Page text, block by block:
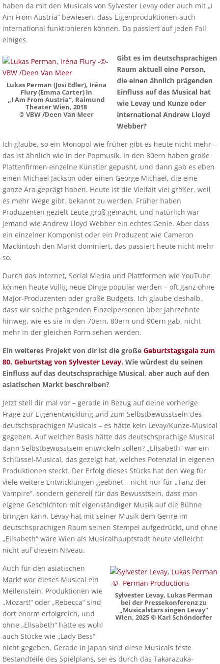
haben da mit den Musicals von Sylvester Levay oder auch mit „I
Am From Austria“ bewiesen, dass Eigenproduktionen auch
international funktionieren können. Da passiert auf jeden Fall
einiges.
Lukas Perman (Josi Edler), Iréna
Flury (Emma Carter) in
„I Am From Austria“, Raimund
Theater Wien, 2018
© VBW /Deen Van Meer
Gibt es im deutschsprachigen
Raum aktuell eine Person,
die einen ähnlich prägenden
Einfluss auf das Musical hat
wie Levay und Kunze oder
international Andrew Lloyd
Webber?
Ich glaube, so ein Monopol wie früher gibt es heute nicht mehr –
das ist ähnlich wie in der Popmusik. In den 80ern haben große
Plattenfirmen einzelne Künstler gepusht, und dann gab es eben
einen Michael Jackson oder einen George Michael, die eine
ganze Ära geprägt haben. Heute ist die Vielfalt viel größer, weil
es mehr Wege gibt, bekannt zu werden. Früher haben
Produzenten gezielt Leute groß gemacht, und natürlich war
jemand wie Andrew Lloyd Webber ein echtes Genie. Aber dass
ein einzelner Komponist oder ein Produzent wie Cameron
Mackintosh den Markt dominiert, das passiert heute nicht mehr
so.
Durch das Internet, Social Media und Plattformen wie YouTube
können heute völlig neue Dinge populär werden – oft ganz ohne
Major-Produzenten oder große Budgets. Ich glaube deshalb,
dass wir solche prägenden Einzelpersonen über Jahrzehnte
hinweg, wie es sie in den 70ern, 80ern und 90ern gab, nicht
mehr in der gleichen Form sehen werden.
Ein weiteres Projekt von dir ist die große Geburtstagsgala zum
80. Geburtstag von Sylvester Levay. Wie würdest du seinen
Einfluss auf das deutschsprachige Musical, aber auch auf den
asiatischen Markt beschreiben?
Jetzt stell dir mal vor – gerade in Bezug auf deine vorherige
Frage zur Eigenentwicklung und zum Selbstbewusstsein des
deutschsprachigen Musicals – es hätte kein Levay/Kunze-Musical
gegeben. Auf welcher Basis hätte das deutschsprachige Musical
dann Selbstbewusstsein entwickeln sollen? „Elisabeth“ war ein
Schlüssel-Musical, das gezeigt hat, welches Potenzial in eigenen
Produktionen steckt. Der Erfolg dieses Stücks hat den Weg für
viele weitere Entwicklungen geebnet – nicht nur für „Tanz der
Vampire“, sondern generell für das Bewusstsein, dass man
eigene Geschichten mit eigenständiger Musik auf die Bühne
bringen kann. Levay hat mit seiner Musik dem Genre im
deutschsprachigen Raum seinen Stempel aufgedrückt, und ohne
„Elisabeth“ wäre Wien als Musicalhauptstadt heute vielleicht
nicht auf diesem Niveau.
Sylvester Levay, Lukas Perman
bei der Pressekonferenz zu
„Musicalstars singen Levay“
Wien, 2025 © Karl Schöndorfer
Auch für den asiatischen
Markt war dieses Musical ein
Meilenstein. Produktionen wie
„Mozart!“ oder „Rebecca“ sind
dort enorm erfolgreich, und
ohne „Elisabeth“ hätte es wohl
auch Stücke wie „Lady Bess“
nicht gegeben. Gerade in Japan sind diese Musicals feste
Bestandteile des Spielplans, sei es durch das Takarazuka-